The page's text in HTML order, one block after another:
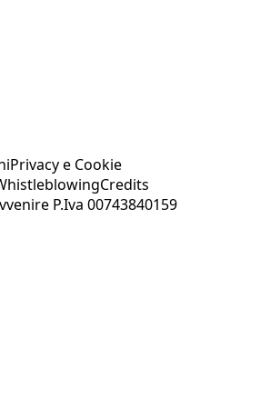
Privacy e Cookie
Credits
P.Iva 00743840159